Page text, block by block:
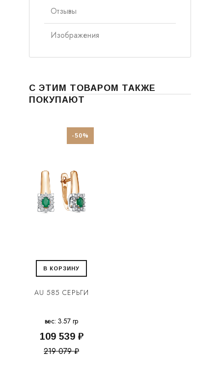
Отзывы
Изображения
С ЭТИМ ТОВАРОМ ТАКЖЕ
ПОКУПАЮТ
-50%
В КОРЗИНУ
AU 585 СЕРЬГИ
вес: 3.57 гр
109 539 ₽
219 079 ₽